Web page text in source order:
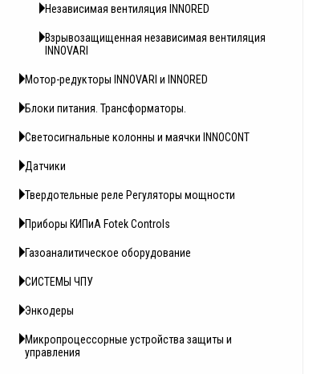
Независимая вентиляция INNORED
Взрывозащищенная независимая вентиляция
INNOVARI
Мотор-редукторы INNOVARI и INNORED
Блоки питания. Трансформаторы.
Светосигнальные колонны и маячки INNOCONT
Датчики
Твердотельные реле Регуляторы мощности
Приборы КИПиА Fotek Controls
Газоаналитическое оборудование
СИСТЕМЫ ЧПУ
Энкодеры
Микропроцессорные устройства защиты и
управления